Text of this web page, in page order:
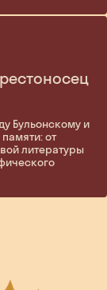
Бульонскому и
от
литературы